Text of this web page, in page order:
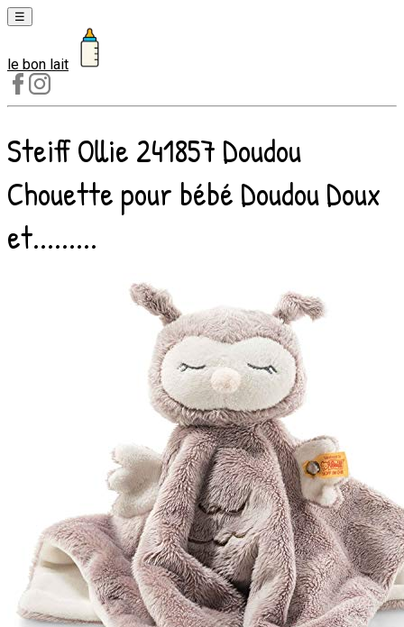
☰
Laits
1er
âge
Laits
2e
âge
de
le bon lait
Steiff Ollie 241857 Doudou
Chouette pour bébé Doudou Doux
et.........